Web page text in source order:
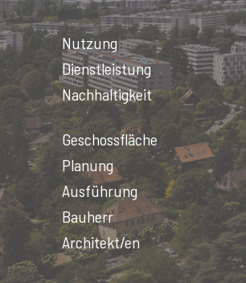
Nutzung
Dienstleistung
Nachhaltigkeit
Geschossfläche
Planung
Ausführung
Bauherr
Architekt/en